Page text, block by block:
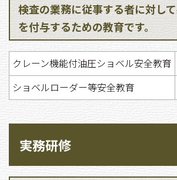
検査の業務に従事する者に対し
を付与するための教育です。
クレーン機能付油圧ショベル安全教育
ショベルローダー等安全教育
実務研修